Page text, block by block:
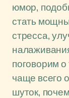
юмор,
стать
стресса,
поговорим
чаще всего
шуток,